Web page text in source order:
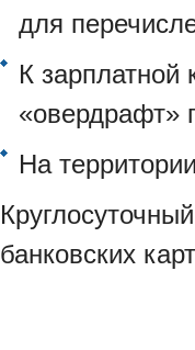
для
К
«овердрафт»
На
банковских